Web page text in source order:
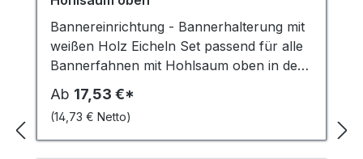
Bannereinrichtung - Bannerhalterung mit
weißen Holz Eicheln Set passend für alle
Bannerfahnen mit Hohlsaum oben in den
Breiten 80 cm, 100 cm, 120 cm, 150 cm,
200 cm. Das Set beinhaltet einen Holzstab
Ø 28 mm, beidseitig mit zwei
Abschlusseicheln aus weiß lackiertem
Ab 17,53 €*
(14,73 € Netto)